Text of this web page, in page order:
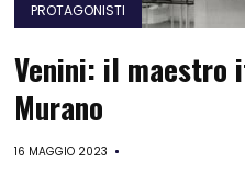
PROTAGONISTI
Venini: il maestro
Murano
16 MAGGIO 2023